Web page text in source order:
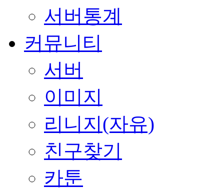
서버통계
커뮤니티
서버
이미지
리니지(자유)
친구찾기
카툰